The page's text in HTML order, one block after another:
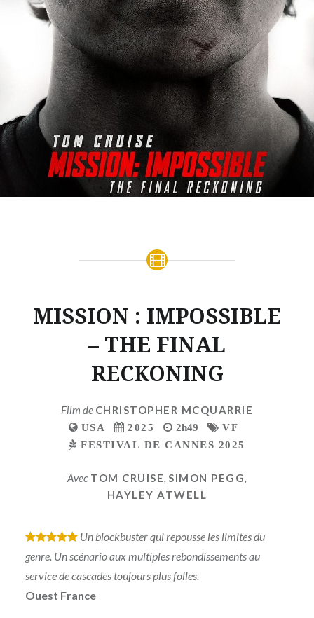
MISSION : IMPOSSIBLE
– THE FINAL
RECKONING
Film de CHRISTOPHER MCQUARRIE
USA 2025 2h49
VF
FESTIVAL DE CANNES 2025
Avec TOM CRUISE, SIMON PEGG,
HAYLEY ATWELL
* * * * *Un blockbuster qui repousse les limites du
genre. Un scénario aux multiples rebondissements au
service de cascades toujours plus folles.
Ouest France